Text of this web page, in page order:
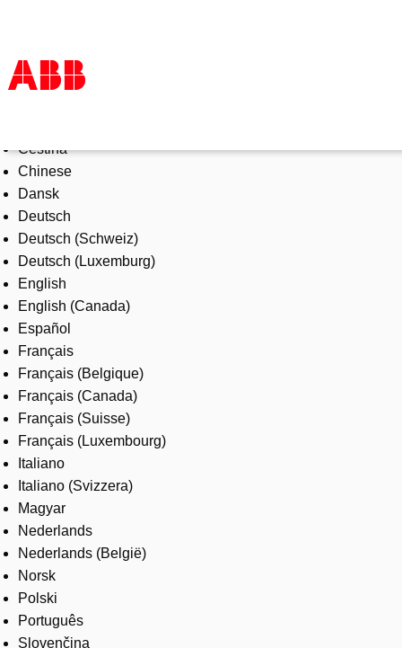
Products & Solutions
Industries
Services
About us
Where to buy
Contact us
Careers
Čeština
Chinese
Dansk
Deutsch
Deutsch (Schweiz)
Deutsch (Luxemburg)
English
English (Canada)
Español
Français
Français (Belgique)
Français (Canada)
Français (Suisse)
Français (Luxembourg)
Italiano
Italiano (Svizzera)
Magyar
Nederlands
Nederlands (België)
Norsk
Polski
Português
Slovenčina